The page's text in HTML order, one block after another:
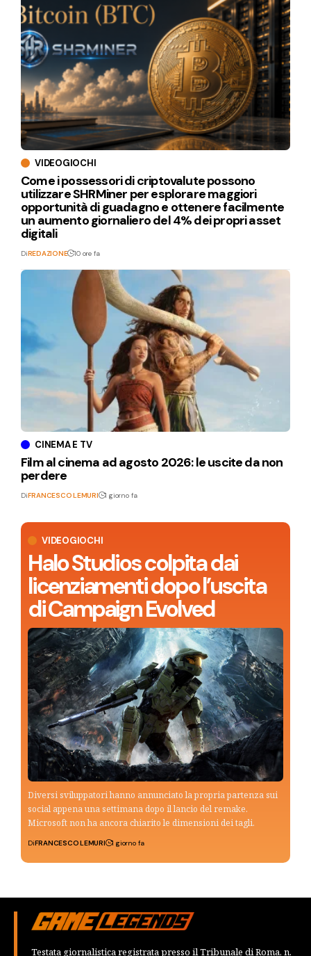
VIDEOGIOCHI
Halo Studios colpita dai
licenziamenti dopo l’uscita
di Campaign Evolved
Diversi sviluppatori hanno annunciato la propria partenza sui
social appena una settimana dopo il lancio del remake.
Microsoft non ha ancora chiarito le dimensioni dei tagli.
DiFRANCESCO LEMURI 1 giorno fa
VIDEOGIOCHI
Come i possessori di criptovalute possono
utilizzare SHRMiner per esplorare maggiori
opportunità di guadagno e ottenere facilmente
un aumento giornaliero del 4% dei propri asset
digitali
DiREDAZIONE 10 ore fa
CINEMA E TV
Film al cinema ad agosto 2026: le uscite da non
perdere
DiFRANCESCO LEMURI 1 giorno fa
Testata giornalistica registrata presso il Tribunale di Roma, n.